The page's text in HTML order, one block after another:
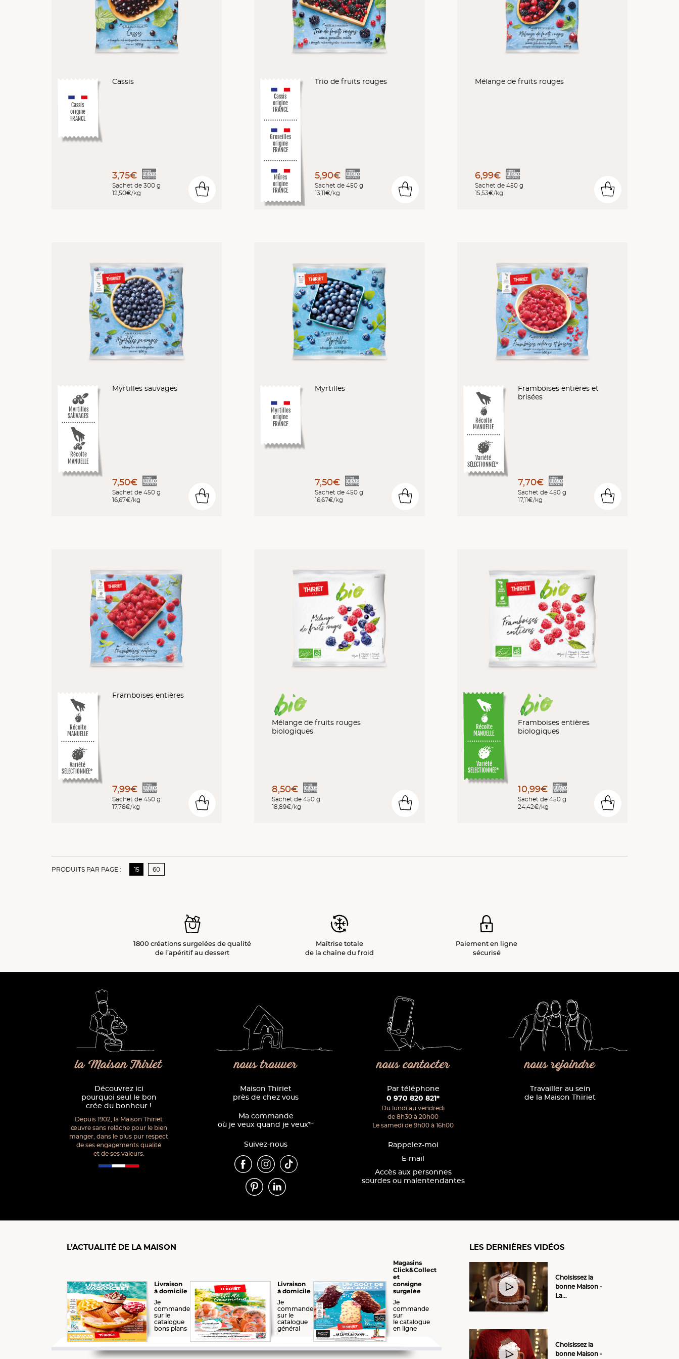
Cassis
origine
FRANCE
Cassis
3,75€
Sachet de 300 g
12,50€/kg
0
Cassis
origine
FRANCE
Groseilles
origine
FRANCE
Mûres
origine
FRANCE
Trio de fruits rouges
5,90€
Sachet de 450 g
13,11€/kg
0
Mélange de fruits rouges
6,99€
Sachet de 450 g
15,53€/kg
0
Myrtilles
SAUVAGES
Récolte
MANUELLE
Myrtilles sauvages
7,50€
Sachet de 450 g
16,67€/kg
0
Myrtilles
origine
FRANCE
Myrtilles
7,50€
Sachet de 450 g
16,67€/kg
0
Récolte
MANUELLE
Variété
SÉLECTIONNÉE*
Framboises entières et
brisées
7,70€
Sachet de 450 g
17,11€/kg
0
Récolte
MANUELLE
Variété
SÉLECTIONNÉE*
Framboises entières
7,99€
Sachet de 450 g
17,76€/kg
0
Mélange de fruits rouges
biologiques
8,50€
Sachet de 450 g
18,89€/kg
0
Variété
SÉLECTIONNÉE*
Récolte
MANUELLE
Framboises entières
biologiques
10,99€
Sachet de 450 g
24,42€/kg
0
PRODUITS PAR PAGE : 15 60
1800 créations surgelées de qualité
de l’apéritifau dessert
Maîtrise totale
de la chaîne du froid
Paiementen ligne
sécurisé
la Maison Thiriet
Découvrez ici
pourquoi seul le bon
crée du bonheur !
Depuis 1902, la Maison Thiriet
œuvre sans relâche pour le bien
manger, dans le plus pur respect
de ses engagements qualité
et de ses valeurs.
nous trouver
Maison Thiriet
près de chez vous
Ma commande
où je veux quand je veux™
Suivez-nous
nous contacter
Par téléphone
0 970 820 821*
Du lundi au vendredi
de 8h30 à 20h00
Le samedi de 9h00 à 16h00
Rappelez-moi
E-mail
Accès aux personnes
sourdes ou malentendantes
nous rejoindre
Travailler au sein
de la Maison Thiriet
L’ACTUALITÉ DE LA MAISON
Livraison
à domicile
Je
commande
sur le
catalogue
bons plans
Livraison
à domicile
Je
commande
sur le
catalogue
général
Magasins
Click&Collect
et
consigne
surgelée
Je
commande
sur
le catalogue
en ligne
LES DERNIÈRES VIDÉOS
Choisissez la
bonne Maison -
La...
Choisissez la
bonne Maison -